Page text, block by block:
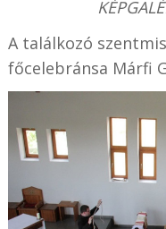
A találkozó
főcelebránsa Márfi